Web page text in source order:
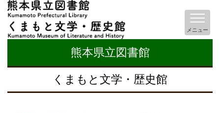
熊本県立図書館
くまもと文学・歴史館
メニュー